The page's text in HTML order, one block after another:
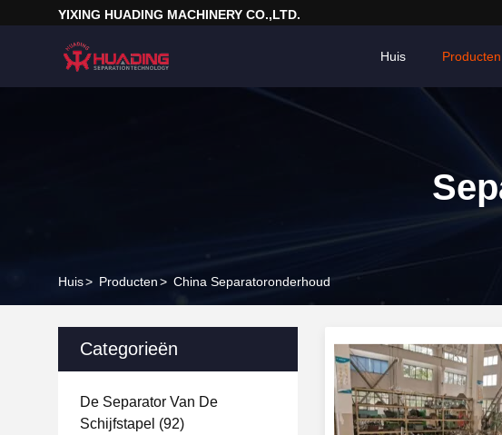
YIXING HUADING MACHINERY CO.,LTD.
Huis Producten
Huis> Producten> China Separatoronderhoud
Categorieën
De Separator Van De
Schijfstapel (92)